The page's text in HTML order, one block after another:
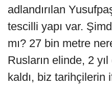
adlandırılan
tescilli yapı var.
mı? 27 bin metre
Rusların elinde, 2
kaldı, biz tarihçilerin